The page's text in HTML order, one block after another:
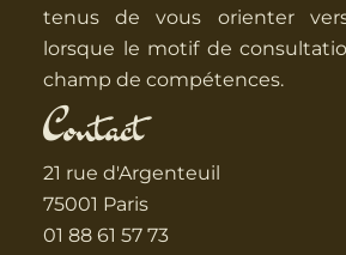
tenus de vous orienter
lorsque le motif de
champ de compétences.
Contact
21 rue d'Argenteuil
75001 Paris
01 88 61 57 73